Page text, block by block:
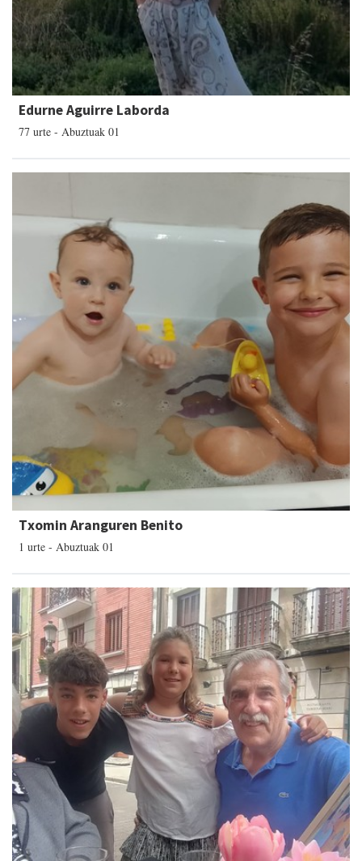
Edurne Aguirre Laborda
77 urte - Abuztuak 01
Txomin Aranguren Benito
1 urte - Abuztuak 01